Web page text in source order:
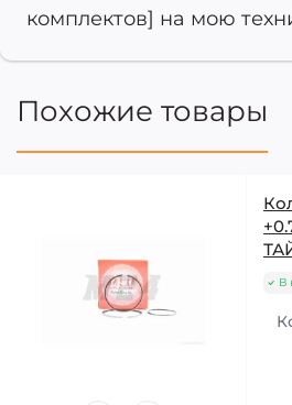
комплектов] на мою
Похожие товары
В